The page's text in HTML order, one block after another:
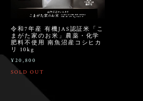
令和7年産 有機JAS認証米「こ
まがた家のお米」農薬・化学
肥料不使用 南魚沼産コシヒカ
リ 10kg
¥20,800
SOLD OUT